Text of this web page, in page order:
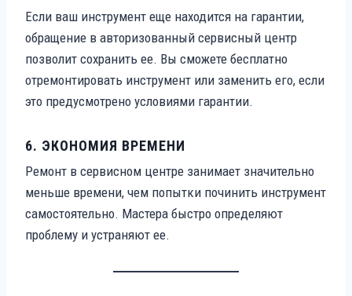
Если ваш инструмент еще находится на гарантии,
обращение в авторизованный сервисный центр
позволит сохранить ее. Вы сможете бесплатно
отремонтировать инструмент или заменить его, если
это предусмотрено условиями гарантии.
6. ЭКОНОМИЯ ВРЕМЕНИ
Ремонт в сервисном центре занимает значительно
меньше времени, чем попытки починить инструмент
самостоятельно. Мастера быстро определяют
проблему и устраняют ее.